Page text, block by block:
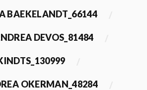
BAEKELANDT_66144
DEVOS_81484
OKERMAN_48284